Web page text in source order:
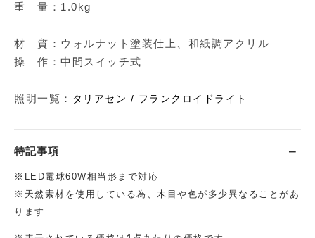
重 量：1.0kg
材 質：ウォルナット塗装仕上、和紙調アクリル
操 作：中間スイッチ式
照明一覧： タリアセン / フランクロイドライト
特記事項
※LED電球60W相当形まで対応
※天然素材を使用している為、木目や色が多少異なることがあ
ります